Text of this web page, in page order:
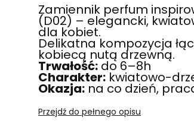
Zamiennik perfum
(D02) – elegancki,
dla kobiet.
Delikatna kompozycja
kobiecą nutą drzewną.
Trwałość: do 6–8h
Charakter: kwiatowo-
Okazja: na co dzień,
Przejdź do pełnego opisu